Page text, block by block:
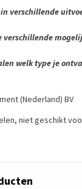
verschillende
verschillende
welk type je
(Nederland) BV
niet geschikt